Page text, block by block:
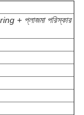
+ প্লাজমা পরিস্কার